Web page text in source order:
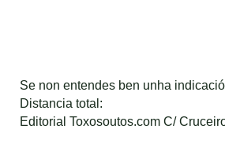
Se non entendes ben unha
Distancia total:
Editorial Toxosoutos.com C/